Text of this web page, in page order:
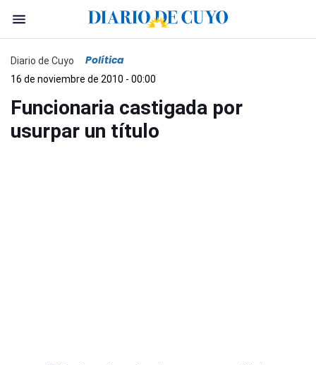
Diario de Cuyo Política
16 de noviembre de 2010 - 00:00
Funcionaria castigada por
usurpar un título